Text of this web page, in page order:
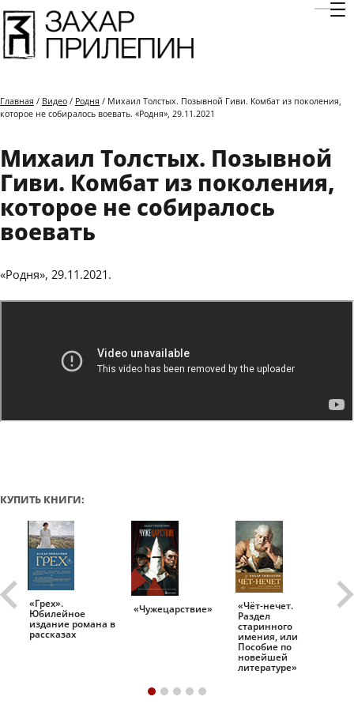
Главная / Видео / Родня / Михаил Толстых. Позывной Гиви. Комбат из поколения,
которое не собиралось воевать. «Родня», 29.11.2021
Михаил Толстых. Позывной
Гиви. Комбат из поколения,
которое не собиралось
воевать
«Родня», 29.11.2021.
КУПИТЬ КНИГИ:
«Грех».
Юбилейное
издание романа в
рассказах
«Чужецарствие» «Чёт-нечет.
Раздел
старинного
имения, или
Пособие по
новейшей
литературе»